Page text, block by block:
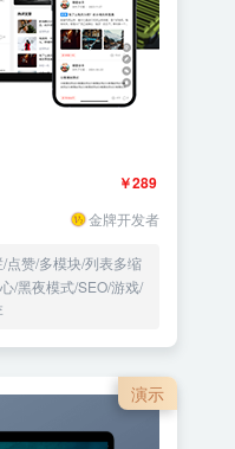
￥289
金牌开发者
点赞/多模块/列表多缩
/黑夜模式/SEO/游戏/
演示